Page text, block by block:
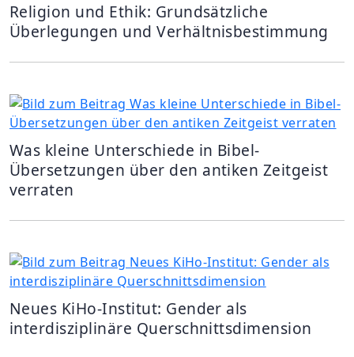
Religion und Ethik: Grundsätzliche
Überlegungen und Verhältnisbestimmung
Was kleine Unterschiede in Bibel-
Übersetzungen über den antiken Zeitgeist
verraten
Neues KiHo-Institut: Gender als
interdisziplinäre Querschnittsdimension